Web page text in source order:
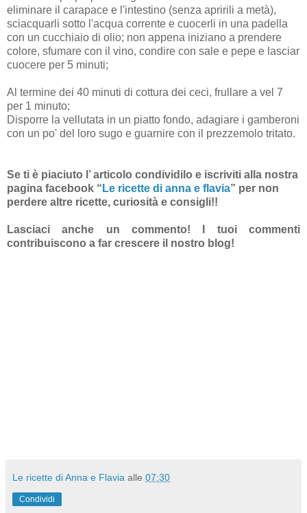
eliminare il carapace e l'intestino (senza apririli a metà),
sciacquarli sotto l'acqua corrente e cuocerli in una padella
con un cucchiaio di olio; non appena iniziano a prendere
colore, sfumare con il vino, condire con sale e pepe e lasciar
cuocere per 5 minuti;
Al termine dei 40 minuti di cottura dei ceci, frullare a vel 7
per 1 minuto;
Disporre la vellutata in un piatto fondo, adagiare i gamberoni
con un po' del loro sugo e guarnire con il prezzemolo tritato.
Se ti è piaciuto l’ articolo condividilo e iscriviti alla nostra
pagina facebook “ Le ricette di anna e flavia” per non
perdere altre ricette, curiosità e consigli!!
Lasciaci anche un commento! I tuoi commenti
contribuiscono a far crescere il nostro blog!
Le ricette di Anna e Flavia alle 07:30
Condividi